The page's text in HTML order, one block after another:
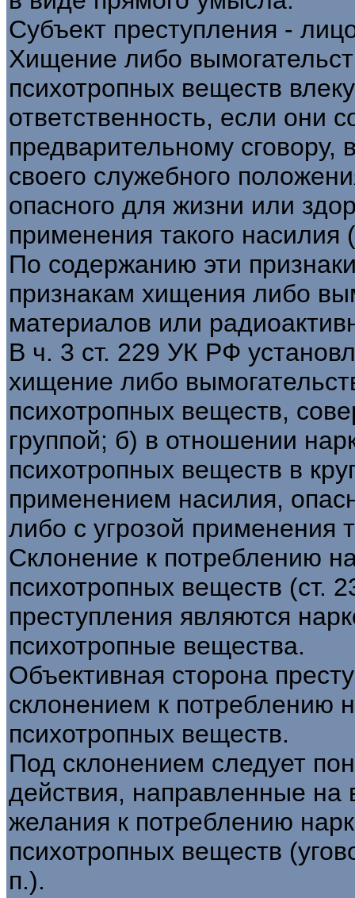
Субъект преступления -
Хищение либо
психотропных веществ
ответственность, если они
предварительному
своего служебного
опасного для жизни или
применения такого
По содержанию эти
признакам хищения либо
материалов или
В ч. 3 ст. 229 УК РФ
хищение либо
психотропных веществ,
группой; б) в отношении
психотропных веществ в
применением насилия,
либо с угрозой применения
Склонение к потреблению
психотропных веществ (ст.
преступления являются
психотропные вещества.
Объективная сторона
склонением к потреблению
психотропных веществ.
Под склонением следует
действия, направленные на
желания к потреблению
психотропных веществ
п.).